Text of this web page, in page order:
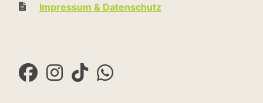
Impressum & Datenschutz